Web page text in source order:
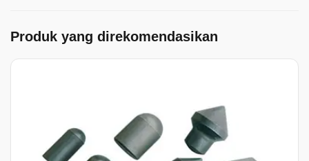
Produk yang direkomendasikan